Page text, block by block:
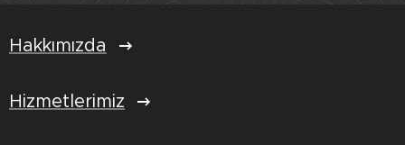
Hakkımızda
Hizmetlerimiz